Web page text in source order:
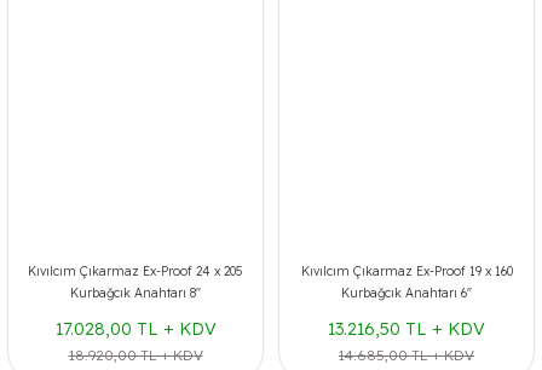
Kıvılcım Çıkarmaz Ex-Proof 24 x 205
Kurbağcık Anahtarı 8''
17.028,00 TL + KDV
18.920,00 TL + KDV
Kıvılcım Çıkarmaz Ex-Proof 19 x 160
Kurbağcık Anahtarı 6''
13.216,50 TL + KDV
14.685,00 TL + KDV